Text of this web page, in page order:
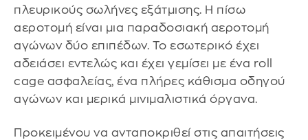
πλευρικούς σωλήνες εξάτμισης. Η πίσω
αεροτομή είναι μια παραδοσιακή αεροτομή
αγώνων δύο επιπέδων. Το εσωτερικό έχει
αδειάσει εντελώς και έχει γεμίσει με ένα roll
cage ασφαλείας, ένα πλήρες κάθισμα οδηγού
αγώνων και μερικά μινιμαλιστικά όργανα.
Προκειμένου να ανταποκριθεί στις απαιτήσεις